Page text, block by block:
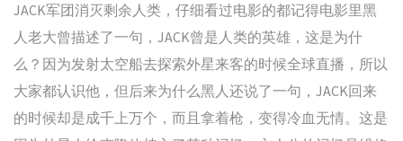
JACK军团消灭剩余人类，仔细看过电影的都记得电影里黑
人老大曾描述了一句，JACK曾是人类的英雄，这是为什
么？因为发射太空船去探索外星来客的时候全球直播，所以
大家都认识他，但后来为什么黑人还说了一句，JACK回来
的时候却是成千上万个，而且拿着枪，变得冷血无情。这是